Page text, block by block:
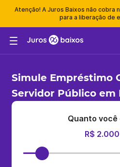
Atenção! A Juros Baixos não cobra
para a liberação de
Simule Empréstimo
Servidor Público em
Quanto você
R$